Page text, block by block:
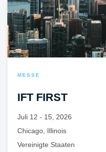
MESSE
IFT FIRST
Juli 12 - 15, 2026
Chicago, Illinois
Vereinigte Staaten